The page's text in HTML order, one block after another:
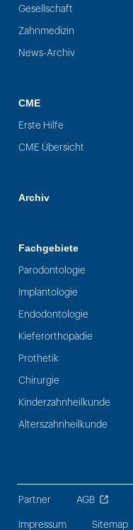
Gesellschaft
Zahnmedizin
News-Archiv
CME
Erste Hilfe
CME Übersicht
Archiv
Fachgebiete
Parodontologie
Implantologie
Endodontologie
Kieferorthopädie
Prothetik
Chirurgie
Kinderzahnheilkunde
Alterszahnheilkunde
Partner AGB
Impressum Sitemap